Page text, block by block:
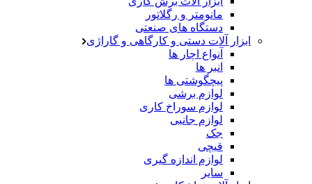
مانومتر و رگلاتور
دستگاه های صنعتی
ابزار آلات دستی و کارگاهی و گاراژی
آنواع اچار ها
انبر ها
پیچگوشتی ها
لوازم برشی
لوازم سوراخ کاری
لوازم جانبی
جک
قیچی
لوازم اندازه گیری
سایر